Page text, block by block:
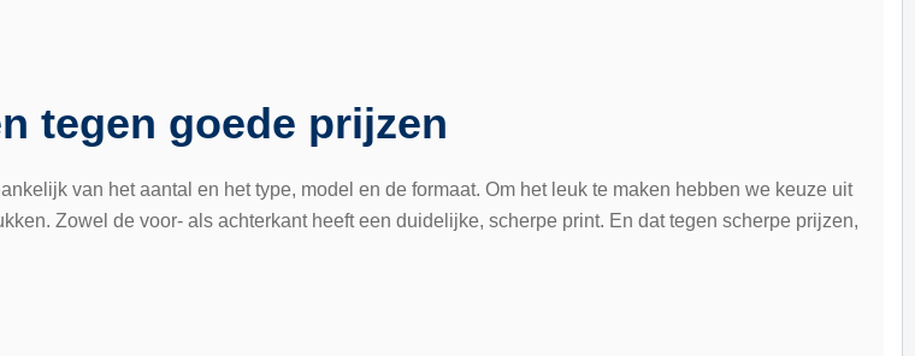
tegen goede prijzen
van het aantal en het type, model en de formaat. Om het leuk te maken hebben we keuze uit
Zowel de voor- als achterkant heeft een duidelijke, scherpe print. En dat tegen scherpe prijzen,